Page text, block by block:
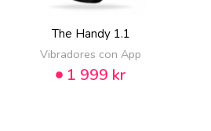
The Handy 1.1
Vibradores con App
1 999 kr